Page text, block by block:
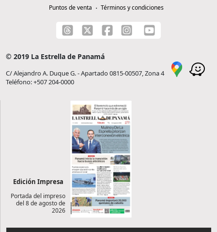
Puntos de venta
Términos y condiciones
© 2019 La Estrella de Panamá
C/ Alejandro A. Duque G. - Apartado 0815-00507, Zona 4
Teléfono: +507 204-0000
Edición Impresa
Portada del impreso
del 8 de agosto de
2026